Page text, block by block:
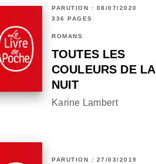
PARUTION : 08/07/2020
336 PAGES
ROMANS
TOUTES LES
COULEURS DE LA
NUIT
Karine Lambert
PARUTION : 27/03/2019